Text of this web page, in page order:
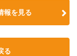
報を見る
る